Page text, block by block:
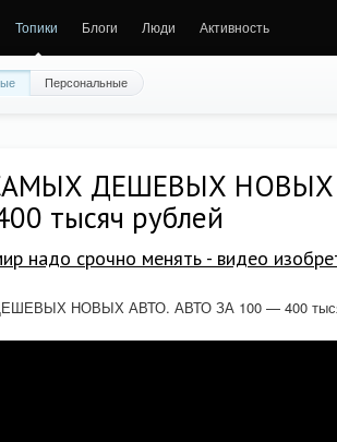
Топики Блоги Люди Активность
Персональные
ДЕШЕВЫХ НОВЫХ
тысяч рублей
надо срочно менять - видео
НОВЫХ АВТО. АВТО ЗА 100 — 400